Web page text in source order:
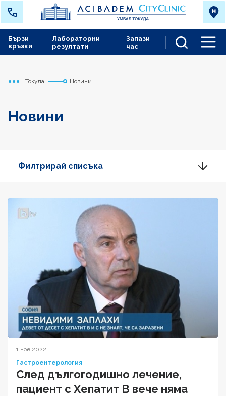
Лабораторни
резултати
Запази
час
Бързи
връзки
Начало
Токуда Новини
Новини
Филтрирай списъка
1 ное 2022
Гастроентерология
След дългогодишно лечение,
пациент с Хепатит B вече няма